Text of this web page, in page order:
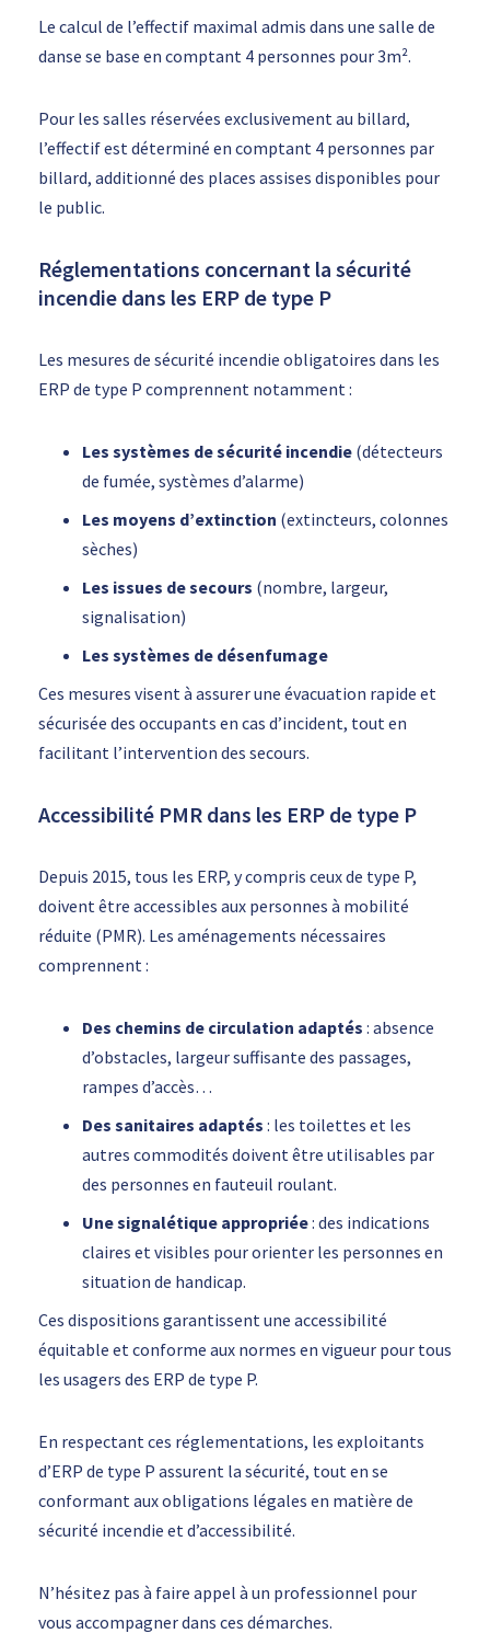
Le calcul de l’effectif maximal admis dans une salle de
danse se base en comptant 4 personnes pour 3m².
Pour les salles réservées exclusivement au billard,
l’effectif est déterminé en comptant 4 personnes par
billard, additionné des places assises disponibles pour
le public.
Réglementations concernant la sécurité
incendie dans les ERP de type P
Les mesures de sécurité incendie obligatoires dans les
ERP de type P comprennent notamment :
Les systèmes de sécurité incendie (détecteurs
de fumée, systèmes d’alarme)
Les moyens d’extinction (extincteurs, colonnes
sèches)
Les issues de secours (nombre, largeur,
signalisation)
Les systèmes de désenfumage
Ces mesures visent à assurer une évacuation rapide et
sécurisée des occupants en cas d’incident, tout en
facilitant l’intervention des secours.
Accessibilité PMR dans les ERP de type P
Depuis 2015, tous les ERP, y compris ceux de type P,
doivent être accessibles aux personnes à mobilité
réduite (PMR). Les aménagements nécessaires
comprennent :
Des chemins de circulation adaptés : absence
d’obstacles, largeur suffisante des passages,
rampes d’accès…
Des sanitaires adaptés : les toilettes et les
autres commodités doivent être utilisables par
des personnes en fauteuil roulant.
Une signalétique appropriée: des indications
claires et visibles pour orienter les personnes en
situation de handicap.
Ces dispositions garantissent une accessibilité
équitable et conforme aux normes en vigueur pour tous
les usagers des ERP de type P.
En respectant ces réglementations, les exploitants
d’ERP de type P assurent la sécurité, tout en se
conformant aux obligations légales en matière de
sécurité incendie et d’accessibilité.
N’hésitez pas à faire appel à un professionnel pour
vous accompagner dans ces démarches.